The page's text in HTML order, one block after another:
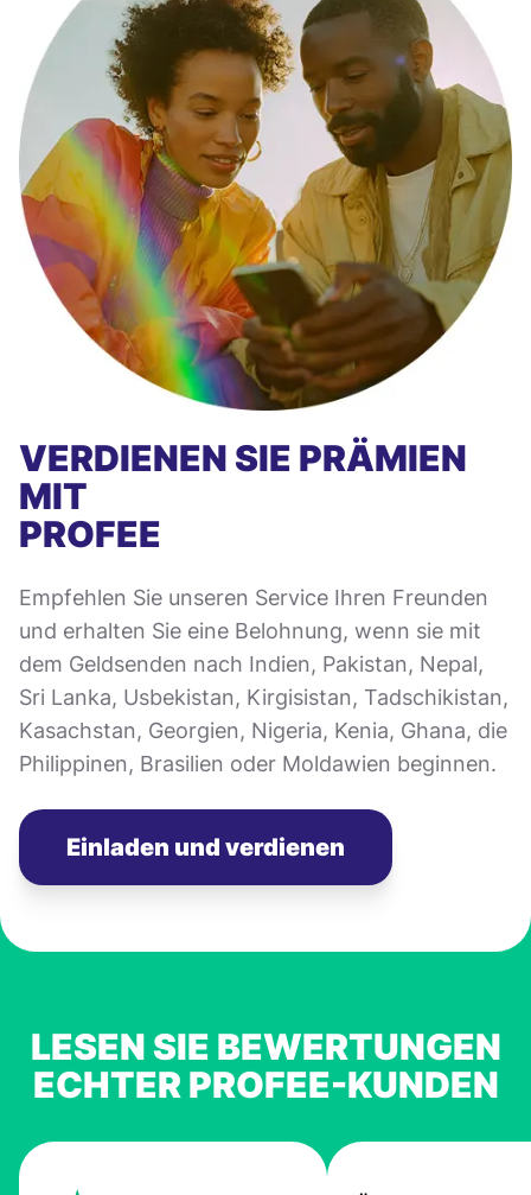
VERDIENEN SIE PRÄMIEN
MIT
PROFEE
Empfehlen Sie unseren Service Ihren Freunden
und erhalten Sie eine Belohnung, wenn sie mit
dem Geldsenden nach Indien, Pakistan, Nepal,
Sri Lanka, Usbekistan, Kirgisistan, Tadschikistan,
Kasachstan, Georgien, Nigeria, Kenia, Ghana, die
Philippinen, Brasilien oder Moldawien beginnen.
Einladen und verdienen
LESEN SIE BEWERTUNGEN
ECHTER PROFEE-KUNDEN